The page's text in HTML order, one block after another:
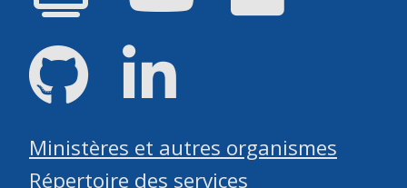
GitHub
Ministères et autres organismes
Répertoire des services